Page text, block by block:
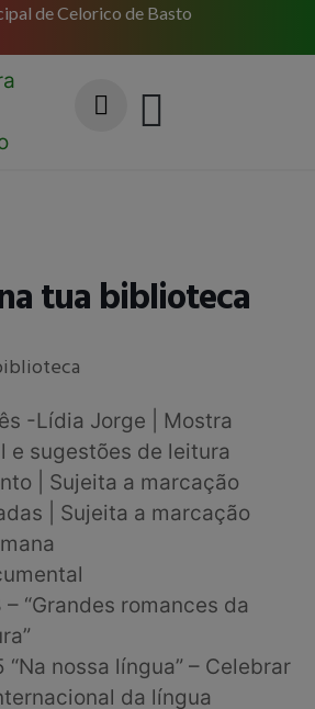
de Celorico de Basto
tua biblioteca
-Lídia Jorge | Mostra
e sugestões de leitura
| Sujeita a marcação
| Sujeita a marcação
– “Grandes romances da
“Na nossa língua” – Celebrar
da língua